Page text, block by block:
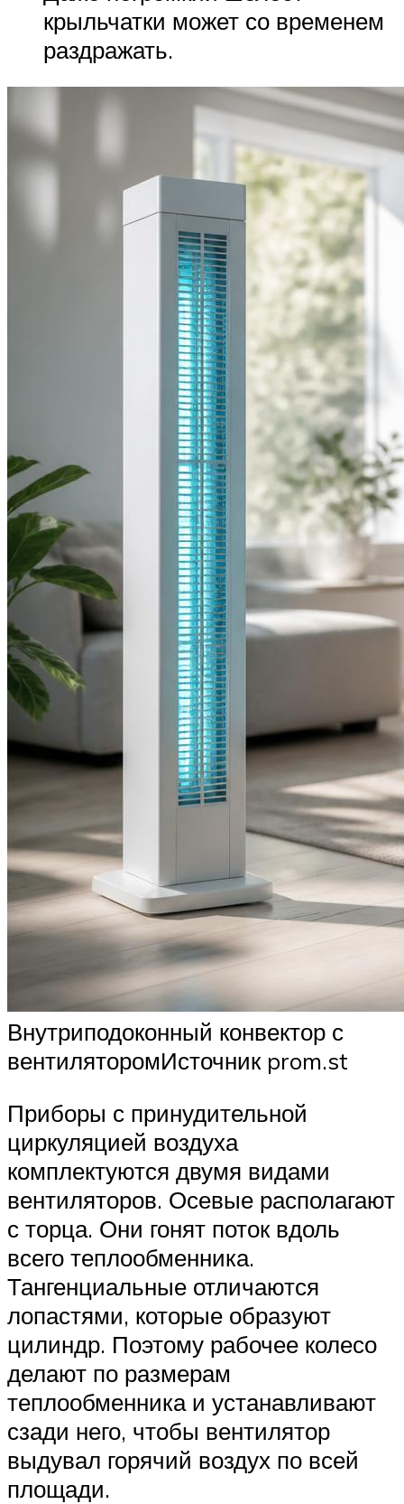
крыльчатки может со временем
раздражать.
Внутриподоконный конвектор с
вентиляторомИсточник prom.st
Приборы с принудительной
циркуляцией воздуха
комплектуются двумя видами
вентиляторов. Осевые располагают
с торца. Они гонят поток вдоль
всего теплообменника.
Тангенциальные отличаются
лопастями, которые образуют
цилиндр. Поэтому рабочее колесо
делают по размерам
теплообменника и устанавливают
сзади него, чтобы вентилятор
выдувал горячий воздух по всей
площади.